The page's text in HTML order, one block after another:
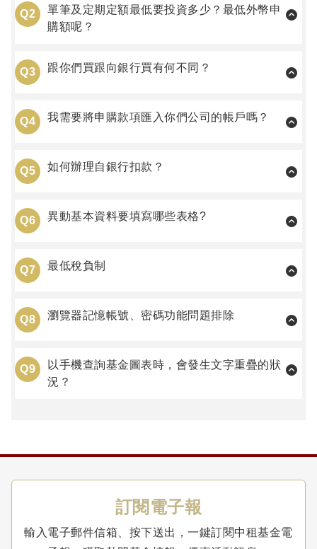
Q2
單筆及定期定額最低要投資多少？最低外幣申
購額呢？
Q3 跟你們買跟向銀行買有何不同？
Q4 我需要將申購款項匯入你們公司的帳戶嗎？
Q5 如何辦理自銀行扣款？
Q6 異動基本資料要填寫哪些表格?
Q7 最低稅負制
Q8 瀏覽器記憶帳號、密碼功能問題排除
Q9
以手機查詢基金圖表時，會發生文字重疊的狀
況？
訂閱電子報
輸入電子郵件信箱、按下送出，一鍵訂閱中租基金電